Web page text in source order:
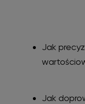
Jak
Jak